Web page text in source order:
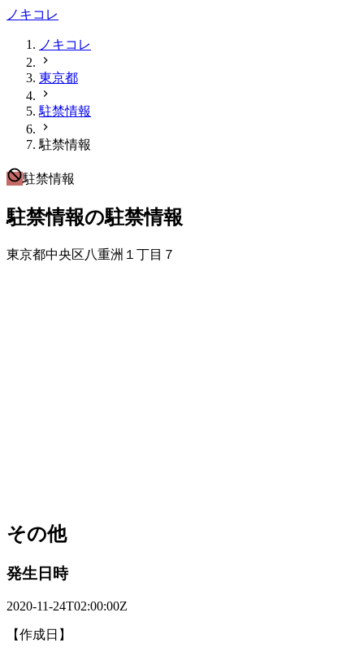
ノキコレ
ノキコレ
東京都
駐禁情報
駐禁情報
駐禁情報
駐禁情報の駐禁情報
東京都中央区八重洲１丁目７
その他
発生日時
2020-11-24T02:00:00Z
【作成日】